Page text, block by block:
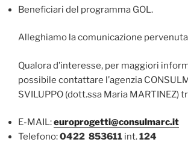
Beneficiari del programma GOL.
Alleghiamo la comunicazione
Qualora d’interesse, per maggiori
possibile contattare l’agenzia
SVILUPPO (dott.ssa Maria MARTINEZ)
E-MAIL:europrogetti@consulmarc.it
Telefono:0422 853611 int.124